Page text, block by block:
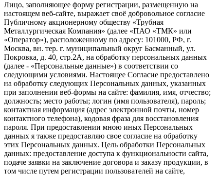
Лицо, заполняющее форму регистрации, размещенную на
настоящем веб-сайте, выражает своё добровольное согласие
Публичному акционерному обществу «Трубная
Металлургическая Компания» (далее «ПАО «ТМК» или
«Оператор»), расположенному по адресу: 101000, РФ, г.
Москва, вн. тер. г. муниципальный округ Басманный, ул.
Покровка, д. 40, стр.2А, на обработку персональных данных
(далее - «Персональные данные») в соответствии со
следующими условиями. Настоящее Согласие предоставлено
на обработку следующих Персональных данных, указанных
при заполнении веб-формы на сайте: фамилия, имя, отчество;
должность; место работы; логин (имя пользователя), пароль;
контактная информация (адрес электронной почты, номер
контактного телефона), кодовая фраза для восстановления
пароля. При предоставлении мною иных Персональных
данных я также предоставляю свое согласие на обработку
этих Персональных данных. Цель обработки Персональных
данных: предоставление доступа к функциональности сайта,
подаче заявки на заключение договора и заказу продукции, в
том числе путем регистрации пользователей на сайте,